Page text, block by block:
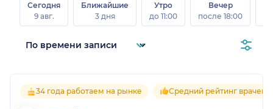
Сегодня
9 авг.
Ближайшие
3 дня
Утро
до 11:00
Вечер
после 18:00
34 года работаем на рынке Средний рейтинг врачей